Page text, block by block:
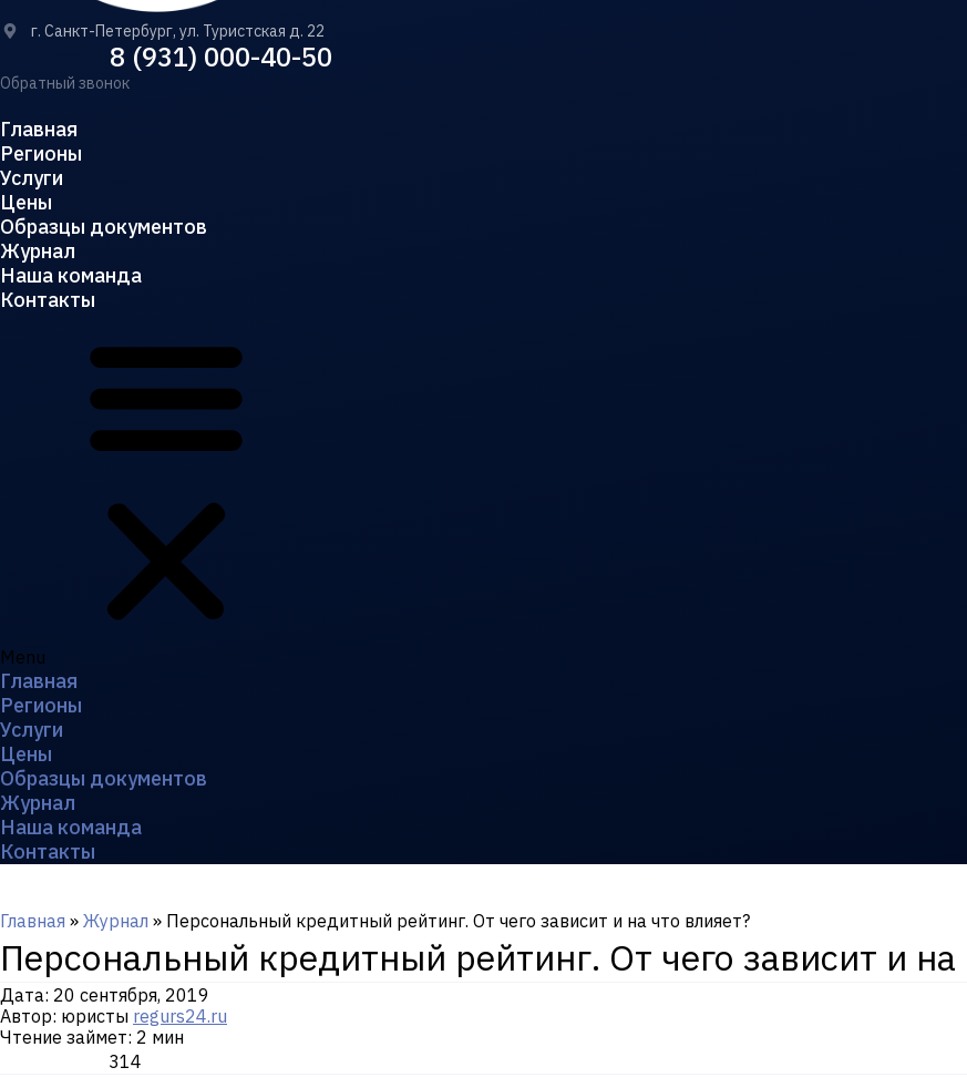
г. Санкт-Петербург, ул. Туристская д. 22
8 (931) 000-40-50
Обратный звонок
Главная
Регионы
Услуги
Цены
Образцы документов
Журнал
Наша команда
Контакты
Menu
Главная
Регионы
Услуги
Цены
Образцы документов
Журнал
Наша команда
Контакты
Главная » Журнал » Персональный кредитный рейтинг. От чего зависит и на что влияет?
Персональный кредитный рейтинг. От чего зависит и на
Дата: 20 сентября, 2019
Автор: юристы regurs24.ru
Чтение займет: 2 мин
314